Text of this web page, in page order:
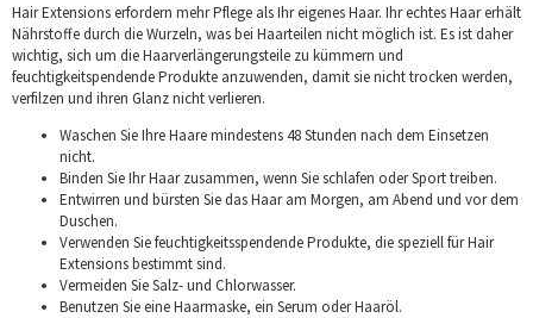
Hair Extensions erfordern mehr Pflege als Ihr eigenes Haar. Ihr echtes Haar erhält
Nährstoffe durch die Wurzeln, was bei Haarteilen nicht möglich ist. Es ist daher
wichtig, sich um die Haarverlängerungsteile zu kümmern und
feuchtigkeitspendende Produkte anzuwenden, damit sie nicht trocken werden,
verfilzen und ihren Glanz nicht verlieren.
Waschen Sie Ihre Haare mindestens 48 Stunden nach dem Einsetzen
nicht.
Binden Sie Ihr Haar zusammen, wenn Sie schlafen oder Sport treiben.
Entwirren und bürsten Sie das Haar am Morgen, am Abend und vor dem
Duschen.
Verwenden Sie feuchtigkeitsspendende Produkte, die speziell für Hair
Extensions bestimmt sind.
Vermeiden Sie Salz- und Chlorwasser.
Benutzen Sie eine Haarmaske, ein Serum oder Haaröl.